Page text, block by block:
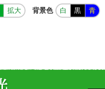
拡大 背景色 白 黒 青